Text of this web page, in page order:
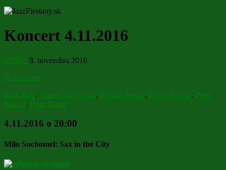
Koncert 4.11.2016
JaPiKu 8. novembra 2016
Nezaradené
Juraj Raši, Marian Suchomel, Michal Šimko, Pavol Bereza, Peter
Kunzo, Peter Raitel
4.11.2016 o 20:00
Milo Suchomel: Sax in the City